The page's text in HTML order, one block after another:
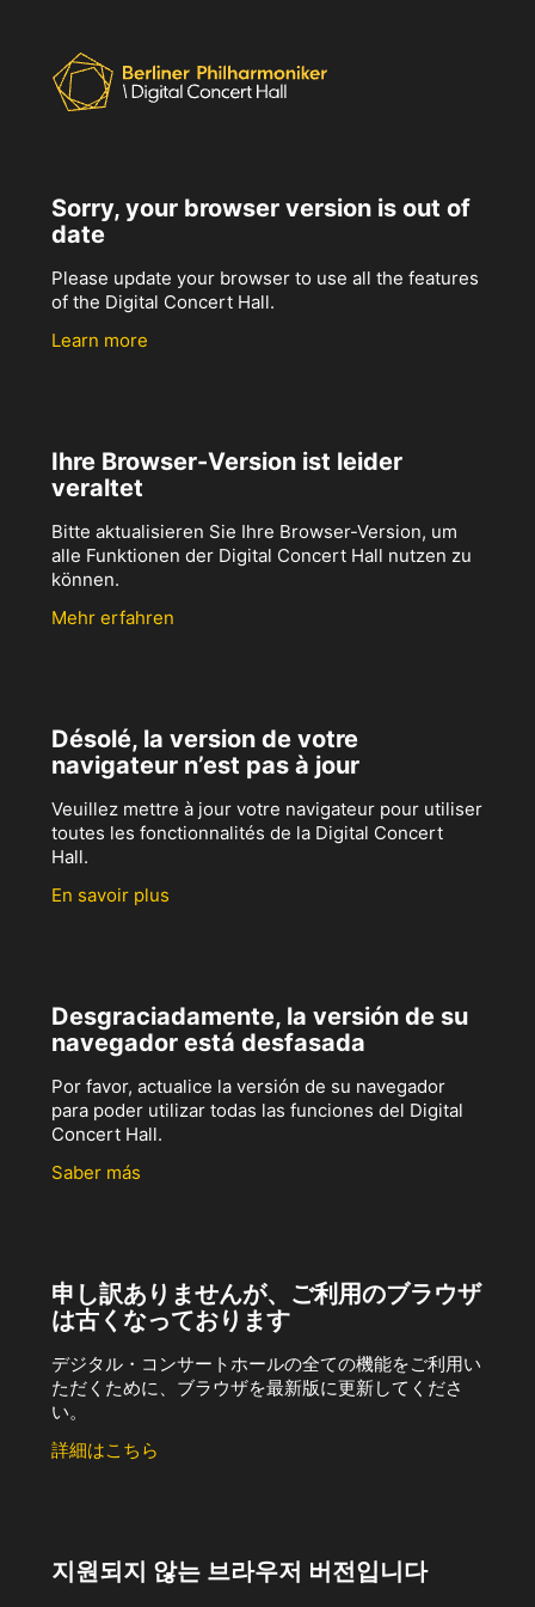
Sorry, your browser version is out of
date
Please update your browser to use all the features
of the Digital Concert Hall.
Learn more
Ihre Browser-Version ist leider
veraltet
Bitte aktualisieren Sie Ihre Browser-Version, um
alle Funktionen der Digital Concert Hall nutzen zu
können.
Mehr erfahren
Désolé, la version de votre
navigateur n’est pas à jour
Veuillez mettre à jour votre navigateur pour utiliser
toutes les fonctionnalités de la Digital Concert
Hall.
En savoir plus
Desgraciadamente, la versión de su
navegador está desfasada
Por favor, actualice la versión de su navegador
para poder utilizar todas las funciones del Digital
Concert Hall.
Saber más
申し訳ありませんが、ご利用のブラウザ
は古くなっております
デジタル・コンサートホールの全ての機能をご利用い
ただくために、ブラウザを最新版に更新してくださ
い。
詳細はこちら
지원되지 않는 브라우저 버전입니다